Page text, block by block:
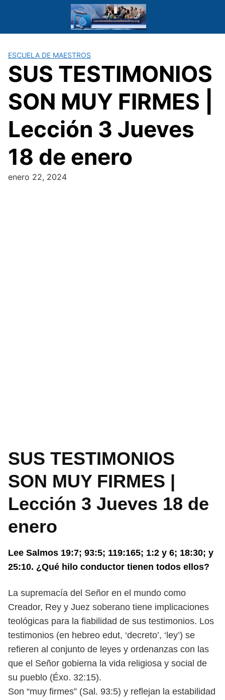
ESCUELA DE MAESTROS
SUS TESTIMONIOS
SON MUY FIRMES |
Lección 3 Jueves
18 de enero
enero 22, 2024
SUS TESTIMONIOS
SON MUY FIRMES |
Lección 3 Jueves 18 de
enero
Lee Salmos 19:7; 93:5; 119:165; 1:2 y 6; 18:30; y
25:10. ¿Qué hilo conductor tienen todos ellos?
La supremacía del Señor en el mundo como
Creador, Rey y Juez soberano tiene implicaciones
teológicas para la fiabilidad de sus testimonios. Los
testimonios (en hebreo edut, ‘decreto’, ‘ley’) se
refieren al conjunto de leyes y ordenanzas con las
que el Señor gobierna la vida religiosa y social de
su pueblo (Éxo. 32:15).
Son “muy firmes” (Sal. 93:5) y reflejan la estabilidad